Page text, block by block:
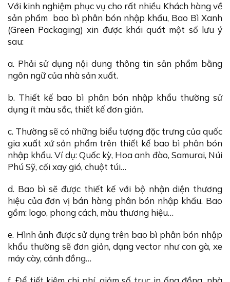
Với kinh nghiệm phục vụ cho rất nhiều Khách hàng về
sản phẩm bao bì phân bón nhập khẩu, Bao Bì Xanh
(Green Packaging) xin được khái quát một số lưu ý
sau:
a. Phải sử dụng nội dung thông tin sản phẩm bằng
ngôn ngữ của nhà sản xuất.
b. Thiết kế bao bì phân bón nhập khẩu thường sử
dụng ít màu sắc, thiết kế đơn giản.
c. Thường sẽ có những biểu tượng đặc trưng của quốc
gia xuất xứ sản phẩm trên thiết kế bao bì phân bón
nhập khẩu. Ví dụ: Quốc kỳ, Hoa anh đào, Samurai, Núi
Phú Sỹ, cối xay gió, chuột túi…
d. Bao bì sẽ được thiết kế với bộ nhận diện thương
hiệu của đơn vị bán hàng phân bón nhập khẩu. Bao
gồm: logo, phong cách, màu thương hiệu…
e. Hình ảnh được sử dụng trên bao bì phân bón nhập
khẩu thường sẽ đơn giản, dạng vector như con gà, xe
máy cày, cánh đồng…